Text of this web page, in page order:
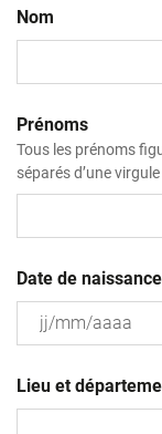
Nom
Prénoms
Tous les prénoms
séparés d’une virgule
Date de naissance
slash
MM
Lieu et